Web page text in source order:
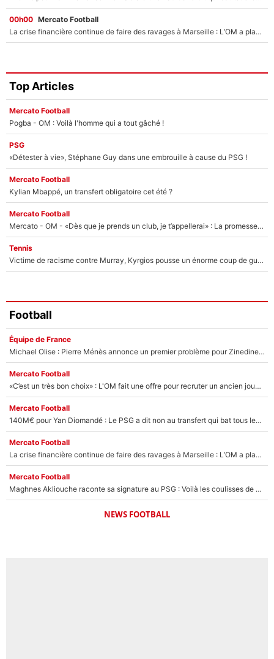
00h00 Mercato Football
La crise financière continue de faire des ravages à Marseille : L’OM a placé 12 joueurs sur le marché des transferts… et ça pourrait lui rapporter près de 100M€ !
Top Articles
Mercato Football
Pogba - OM : Voilà l'homme qui a tout gâché !
PSG
«Détester à vie», Stéphane Guy dans une embrouille à cause du PSG !
Mercato Football
Kylian Mbappé, un transfert obligatoire cet été ?
Mercato Football
Mercato - OM - «Dès que je prends un club, je t’appellerai» : La promesse de Marcelino au moment de claquer la porte
Tennis
Victime de racisme contre Murray, Kyrgios pousse un énorme coup de gueule !
Football
Équipe de France
Michael Olise : Pierre Ménès annonce un premier problème pour Zinedine Zidane en équipe de France
Mercato Football
«C’est un très bon choix» : L'OM fait une offre pour recruter un ancien joueur du PSG... et c'est validé dans l'After Foot !
Mercato Football
140M€ pour Yan Diomandé : Le PSG a dit non au transfert qui bat tous les records sur le mercato
Mercato Football
La crise financière continue de faire des ravages à Marseille : L’OM a placé 12 joueurs sur le marché des transferts… et ça pourrait lui rapporter près de 100M€ !
Mercato Football
Maghnes Akliouche raconte sa signature au PSG : Voilà les coulisses de son transfert de rêve à 50M€
NEWS FOOTBALL